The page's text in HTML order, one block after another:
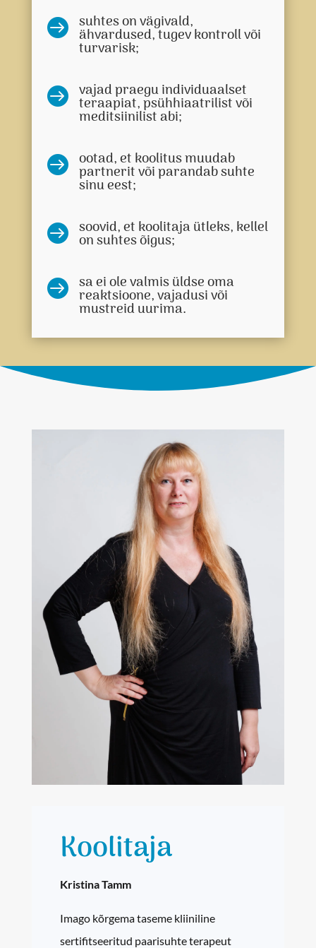
 suhtes on vägivald,
ähvardused, tugev kontroll või
turvarisk;
 vajad praegu individuaalset
teraapiat, psühhiaatrilist või
meditsiinilist abi;
 ootad, et koolitus muudab
partnerit või parandab suhte
sinu eest;
 soovid, et koolitaja ütleks, kellel
on suhtes õigus;
 sa ei ole valmis üldse oma
reaktsioone, vajadusi või
mustreid uurima.
Koolitaja
Kristina Tamm
Imago kõrgema taseme kliiniline
sertifitseeritud paarisuhte terapeut